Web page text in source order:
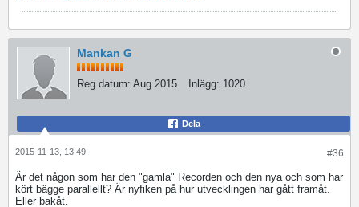
Mankan G
Reg.datum: Aug 2015 Inlägg: 1020
Dela
#36
2015-11-13, 13:49
Är det någon som har den "gamla" Recorden och den nya och som har
kört bägge parallellt? Är nyfiken på hur utvecklingen har gått framåt.
Eller bakåt.